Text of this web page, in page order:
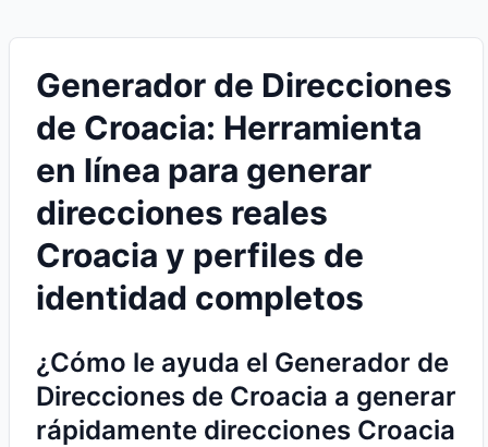
Generador de Direcciones
de Croacia: Herramienta
en línea para generar
direcciones reales
Croacia y perfiles de
identidad completos
¿Cómo le ayuda el Generador de
Direcciones de Croacia a generar
rápidamente direcciones Croacia